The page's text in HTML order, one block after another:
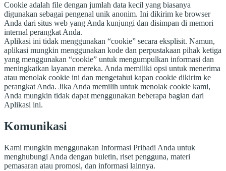
Cookie adalah file dengan jumlah data kecil yang biasanya
digunakan sebagai pengenal unik anonim. Ini dikirim ke browser
Anda dari situs web yang Anda kunjungi dan disimpan di memori
internal perangkat Anda.
Aplikasi ini tidak menggunakan “cookie” secara eksplisit. Namun,
aplikasi mungkin menggunakan kode dan perpustakaan pihak ketiga
yang menggunakan “cookie” untuk mengumpulkan informasi dan
meningkatkan layanan mereka. Anda memiliki opsi untuk menerima
atau menolak cookie ini dan mengetahui kapan cookie dikirim ke
perangkat Anda. Jika Anda memilih untuk menolak cookie kami,
Anda mungkin tidak dapat menggunakan beberapa bagian dari
Aplikasi ini.
Komunikasi
Kami mungkin menggunakan Informasi Pribadi Anda untuk
menghubungi Anda dengan buletin, riset pengguna, materi
pemasaran atau promosi, dan informasi lainnya.